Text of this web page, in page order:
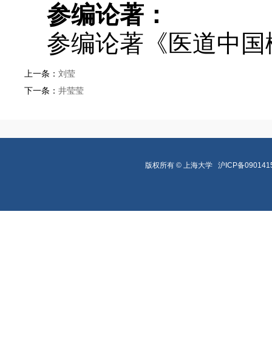
参编论著：
参编论著《医道中
上一条： 刘莹
下一条： 井莹莹
版权所有 © 上海大学 沪ICP备